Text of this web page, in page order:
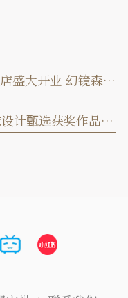
业 幻镜森林再现上海
甄选获奖作品公布